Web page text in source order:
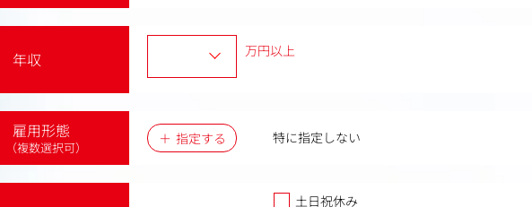
年収 万円以上
雇用形態
（複数選択可）
指定する 特に指定しない
土日祝休み